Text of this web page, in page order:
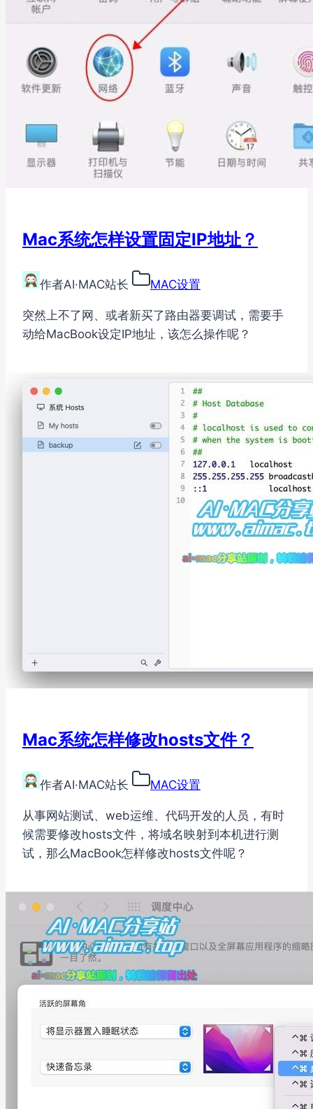
Mac系统怎样设置固定IP地址？
作者AI·MAC站长 MAC设置
突然上不了网、或者新买了路由器要调试，需要手
动给MacBook设定IP地址，该怎么操作呢？
Mac系统怎样修改hosts文件？
作者AI·MAC站长 MAC设置
从事网站测试、web运维、代码开发的人员，有时
候需要修改hosts文件，将域名映射到本机进行测
试，那么MacBook怎样修改hosts文件呢？